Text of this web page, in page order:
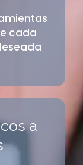
cada
a